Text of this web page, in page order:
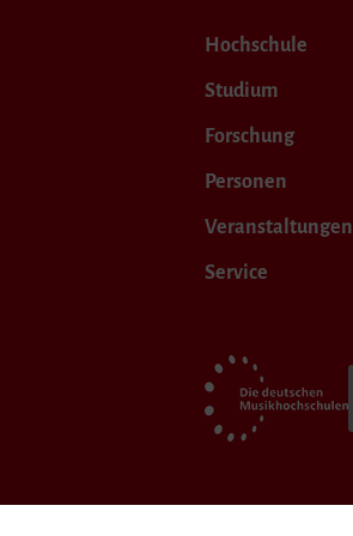
Hochschule
Studium
Forschung
Personen
Veranstaltungen
Service